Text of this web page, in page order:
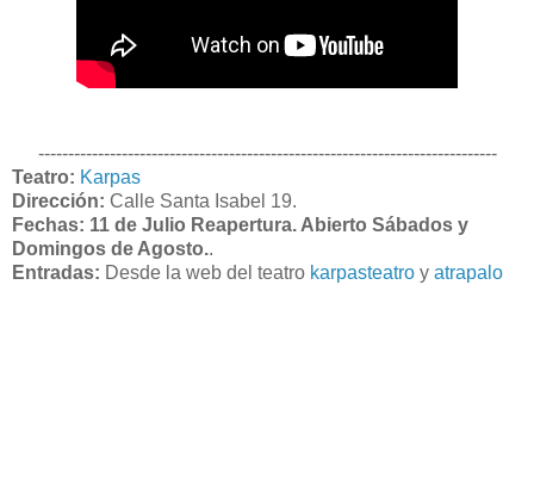
-----------------------------------------------------------------------------
Teatro: Karpas
Dirección: Calle Santa Isabel 19.
Fechas: 11 de Julio Reapertura. Abierto Sábados y
Domingos de Agosto..
Entradas: Desde la web del teatro karpasteatro y atrapalo